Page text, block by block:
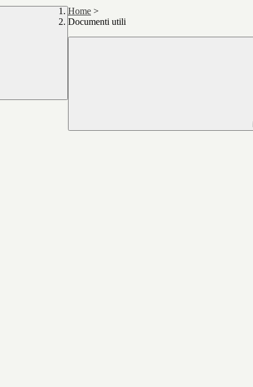
Home >
Documenti utili